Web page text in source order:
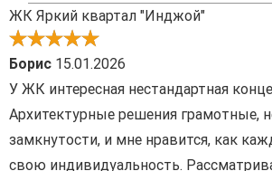
ЖК Яркий квартал "Инджой"
Борис 15.01.2026
У ЖК интересная нестандартная
Архитектурные решения грамотные,
замкнутости, и мне нравится, как
свою индивидуальность.